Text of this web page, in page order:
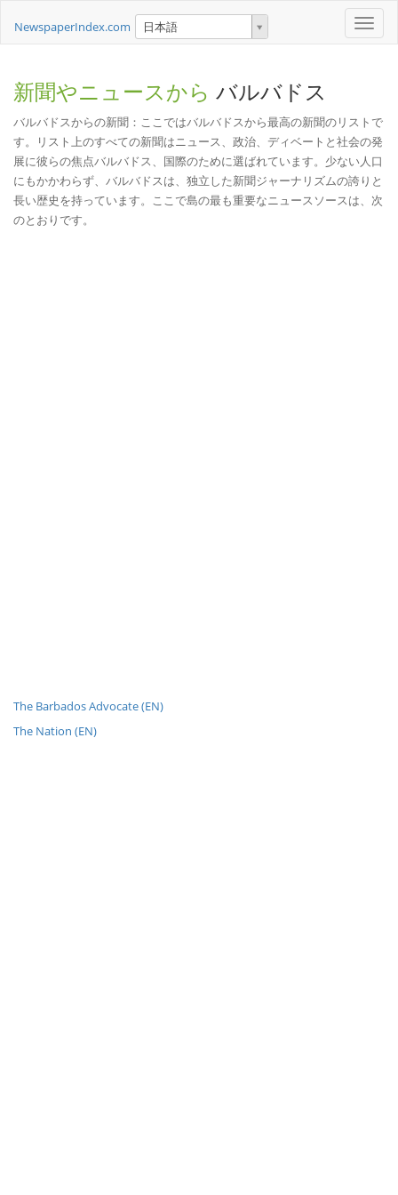
Toggle
NewspaperIndex.com 日本語
新聞やニュースから バルバドス
バルバドスからの新聞：ここではバルバドスから最高の新聞のリストで
す。リスト上のすべての新聞はニュース、政治、ディベートと社会の発
展に彼らの焦点バルバドス、国際のために選ばれています。少ない人口
にもかかわらず、バルバドスは、独立した新聞ジャーナリズムの誇りと
長い歴史を持っています。ここで島の最も重要なニュースソースは、次
のとおりです。
The Barbados Advocate (EN)
The Nation (EN)